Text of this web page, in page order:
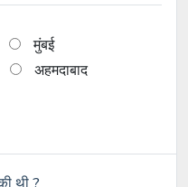
मुंबई
अहमदाबाद
थी ?